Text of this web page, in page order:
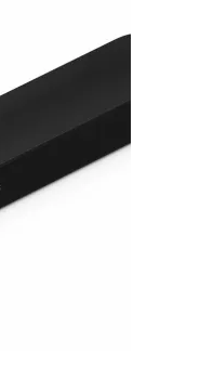
kr. 2.999,00.